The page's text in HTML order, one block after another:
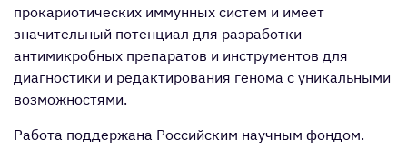
прокариотических иммунных систем и имеет
значительный потенциал для разработки
антимикробных препаратов и инструментов для
диагностики и редактирования генома с уникальными
возможностями.
Работа поддержана Российским научным фондом.